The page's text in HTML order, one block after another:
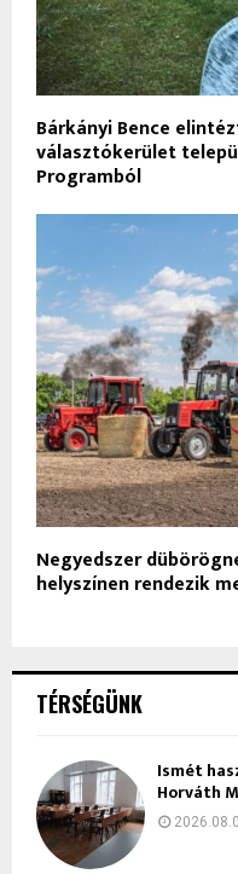
Bárkányi Bence
választókerület
Programból
Negyedszer
helyszínen rendezik
TÉRSÉGÜNK
Ismét
Horváth